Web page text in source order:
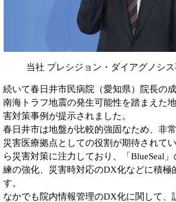
当社 プレシジョン・ダイアグノシ
続いて春日井市民病院（愛知県）院長の
南海トラフ地震の発生可能性を踏まえた
害対策事例が提示されました。
春日井市は地盤が比較的強固なため、非
災害医療拠点としての役割が期待されて
ら災害対策に注力しており、「BlueSeal
練の強化、災害時対応のDX化などに積極
す。
なかでも院内情報管理のDX化に関して、